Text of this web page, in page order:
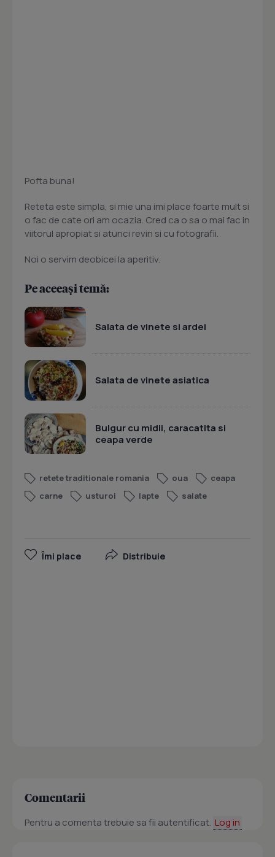
Pofta buna!
Reteta este simpla, si mie una imi place foarte mult si
o fac de cate ori am ocazia. Cred ca o sa o mai fac in
viitorul apropiat si atunci revin si cu fotografii.
Noi o servim deobicei la aperitiv.
Pe aceeași temă:
Salata de vinete si ardei
Salata de vinete asiatica
Bulgur cu midii, caracatita si
ceapa verde
retete traditionale romania oua
ceapa
carne
usturoi lapte salate
Îmi place Distribuie
Comentarii
Pentru a comenta trebuie sa fii autentificat. Log in